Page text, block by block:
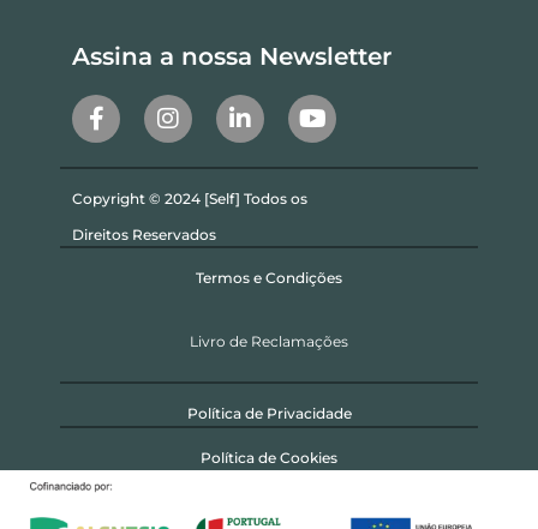
Assina a nossa Newsletter
Copyright © 2024 [Self] Todos os
Direitos Reservados
Termos e Condições
Livro de Reclamações
Política de Privacidade
Política de Cookies